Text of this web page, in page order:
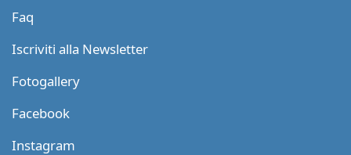
Faq
Iscriviti alla Newsletter
Fotogallery
Facebook
Instagram